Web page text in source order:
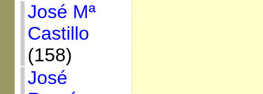
José Mª
Castillo
(158)
José